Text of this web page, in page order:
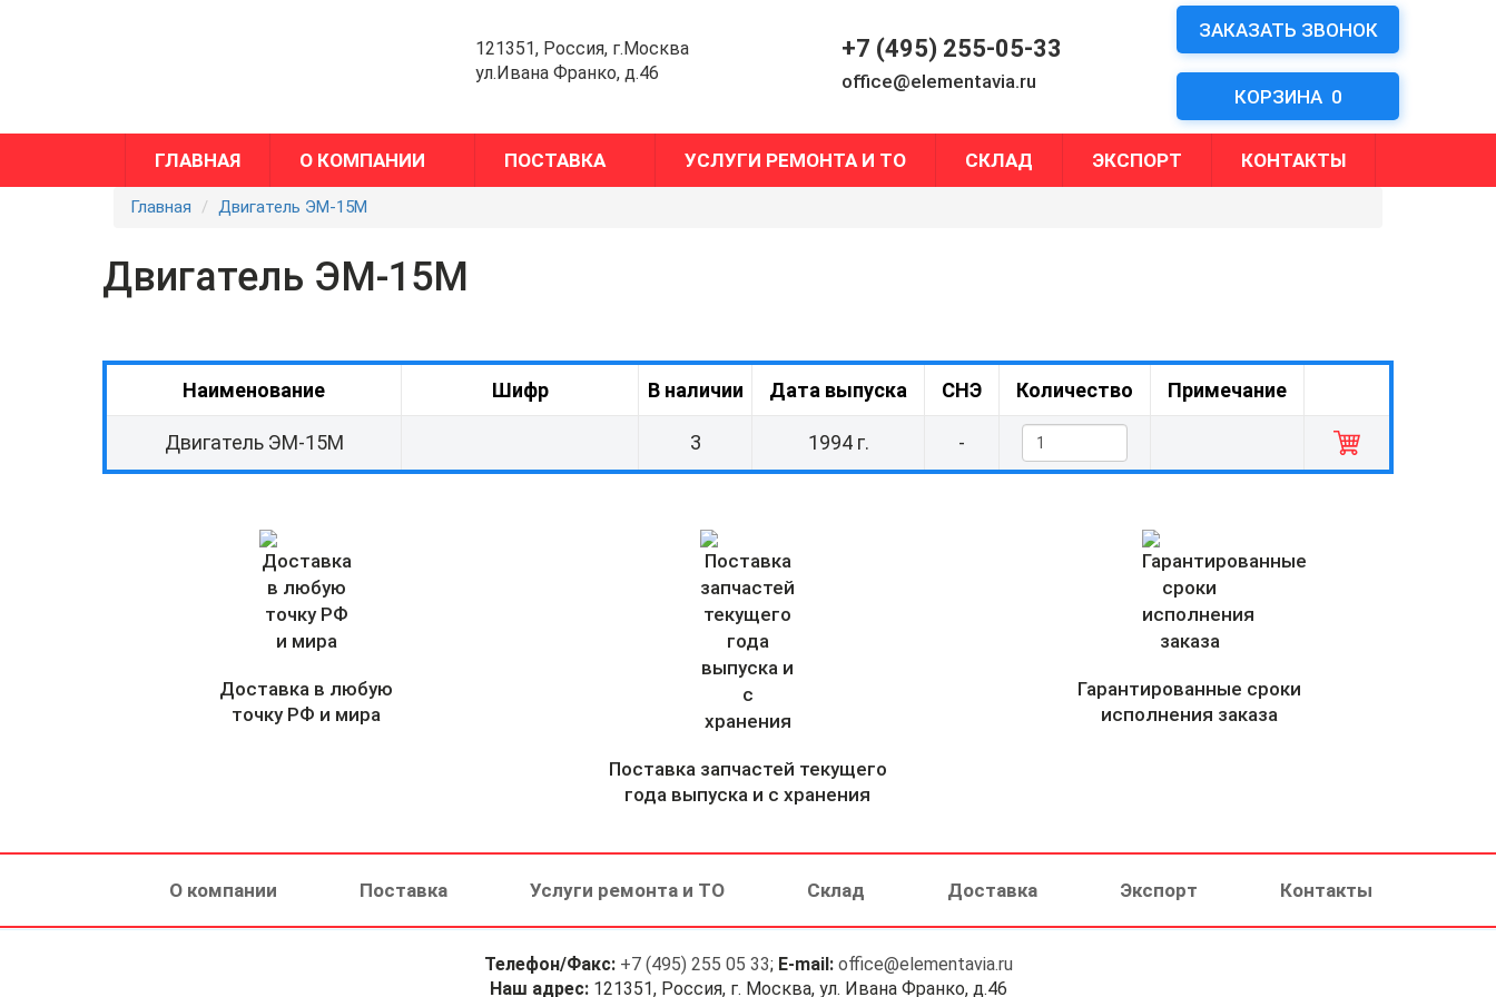
121351, Россия, г.Москва
ул.Ивана Франко, д.46
+7 (495) 255-05-33
office@elementavia.ru
ЗАКАЗАТЬ ЗВОНОК
КОРЗИНА 0
ГЛАВНАЯ О КОМПАНИИ ПОСТАВКА УСЛУГИ РЕМОНТА И ТО СКЛАД ЭКСПОРТ КОНТАКТЫ
Главная Двигатель ЭМ-15М
Двигатель ЭМ-15М
Наименование Шифр В наличии Дата выпуска СНЭ Количество Примечание
Двигатель ЭМ-15М 3 1994 г. -
Доставка в любую
точку РФ и мира
Поставка запчастей текущего
года выпуска и с хранения
Гарантированные сроки
исполнения заказа
О компании Поставка Услуги ремонта и ТО Склад Доставка Экспорт Контакты
Телефон/Факс: +7 (495) 255 05 33; E-mail: office@elementavia.ru
Наш адрес:121351, Россия, г. Москва, ул. Ивана Франко, д.46